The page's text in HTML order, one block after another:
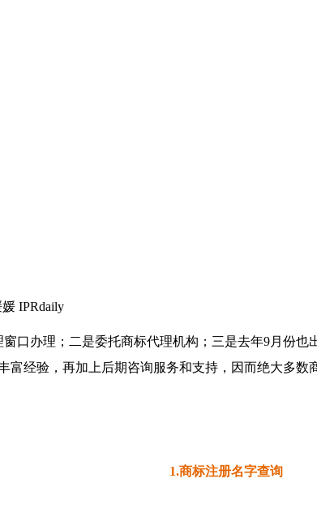
IPRdaily
口办理；二是委托商标代理机构；三是去年9月份也
经验，再加上后期咨询服务和支持，因而绝大多
1.商标注册名字查询